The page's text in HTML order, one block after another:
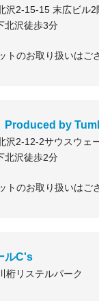
沢2-15-15 末広ビル2
北沢徒歩3分
トのお取り扱いはご
by
沢2-12-2サウスウェ
北沢徒歩2分
トのお取り扱いはご
ルC's
桁リステルパーク